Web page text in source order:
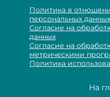
Политика в
персональных данных
Согласие на
данных
Согласие на
метрическими
Политика
На